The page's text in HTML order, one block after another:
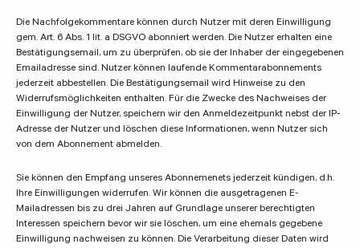
Die Nachfolgekommentare können durch Nutzer mit deren Einwilligung
gem. Art. 6 Abs. 1 lit. a DSGVO abonniert werden. Die Nutzer erhalten eine
Bestätigungsemail, um zu überprüfen, ob sie der Inhaber der eingegebenen
Emailadresse sind. Nutzer können laufende Kommentarabonnements
jederzeit abbestellen. Die Bestätigungsemail wird Hinweise zu den
Widerrufsmöglichkeiten enthalten. Für die Zwecke des Nachweises der
Einwilligung der Nutzer, speichern wir den Anmeldezeitpunkt nebst der IP-
Adresse der Nutzer und löschen diese Informationen, wenn Nutzer sich
von dem Abonnement abmelden.
Sie können den Empfang unseres Abonnemenets jederzeit kündigen, d.h.
Ihre Einwilligungen widerrufen. Wir können die ausgetragenen E-
Mailadressen bis zu drei Jahren auf Grundlage unserer berechtigten
Interessen speichern bevor wir sie löschen, um eine ehemals gegebene
Einwilligung nachweisen zu können. Die Verarbeitung dieser Daten wird